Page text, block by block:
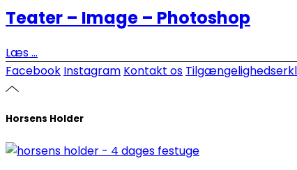
Teater – Image – Photoshop
Læs ...
Facebook Instagram Kontakt os
Horsens Holder